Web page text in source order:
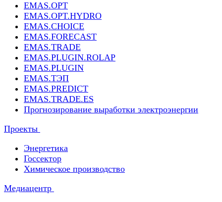
EMAS.OPT
EMAS.OPT.HYDRO
EMAS.CHOICE
EMAS.FORECAST
EMAS.TRADE
EMAS.PLUGIN.ROLAP
EMAS.PLUGIN
EMAS.ТЭП
EMAS.PREDICT
EMAS.TRADE.ES
Прогнозирование выработки электроэнергии
Проекты
Энергетика
Госсектор
Химическое производство
Медиацентр